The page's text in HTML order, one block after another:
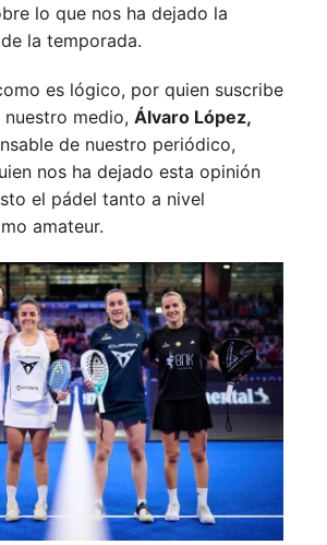
lo que nos ha dejado la
la temporada.
es lógico, por quien suscribe
medio, Álvaro López,
de nuestro periódico,
nos ha dejado esta opinión
el pádel tanto a nivel
amateur.